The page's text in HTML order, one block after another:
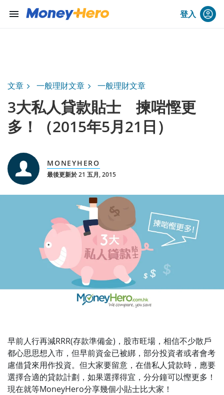
menu 登入
文章 一般理財文章 一般理財文章
3大私人貸款貼士 揀啱慳更
多！（2015年5月21日）
MONEYHERO
最後更新於 21 五月, 2015
早前人行再減RRR(存款準備金)，股市旺場，相信不少散戶
都心思思想入市，但早前資金已被綁，部分投資者或者會考
慮借貸來用作投資。但大家要留意，在借私人貸款時，應要
選擇合適的貸款計劃，如果選擇得宜，分分鐘可以慳更多！
現在就等MoneyHero分享幾個小貼士比大家！